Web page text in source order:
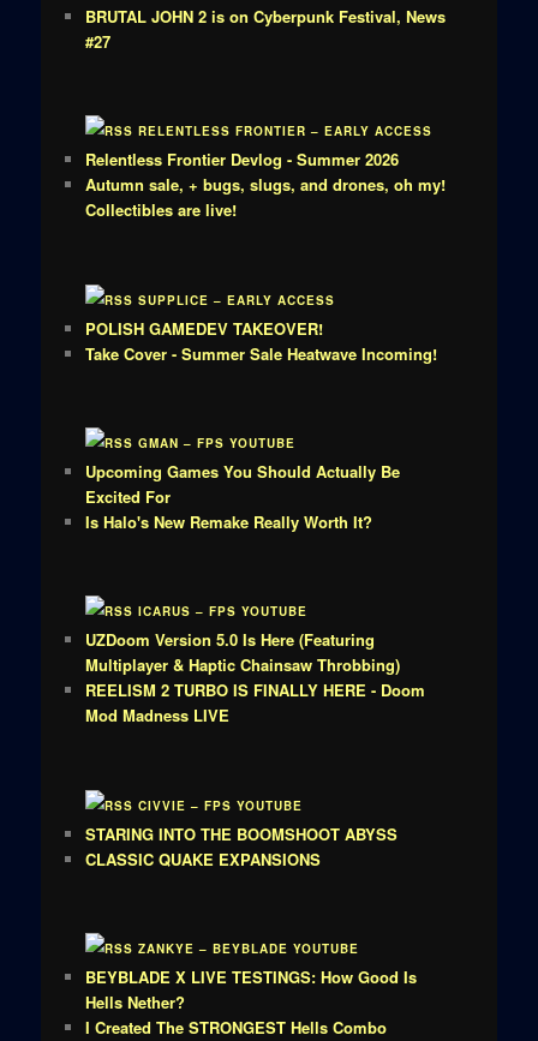
BRUTAL JOHN 2 is on Cyberpunk Festival, News
#27
RELENTLESS FRONTIER – EARLY ACCESS
Relentless Frontier Devlog - Summer 2026
Autumn sale, + bugs, slugs, and drones, oh my!
Collectibles are live!
SUPPLICE – EARLY ACCESS
POLISH GAMEDEV TAKEOVER!
Take Cover - Summer Sale Heatwave Incoming!
GMAN – FPS YOUTUBE
Upcoming Games You Should Actually Be
Excited For
Is Halo's New Remake Really Worth It?
ICARUS – FPS YOUTUBE
UZDoom Version 5.0 Is Here (Featuring
Multiplayer & Haptic Chainsaw Throbbing)
REELISM 2 TURBO IS FINALLY HERE - Doom
Mod Madness LIVE
CIVVIE – FPS YOUTUBE
STARING INTO THE BOOMSHOOT ABYSS
CLASSIC QUAKE EXPANSIONS
ZANKYE – BEYBLADE YOUTUBE
BEYBLADE X LIVE TESTINGS: How Good Is
Hells Nether?
I Created The STRONGEST Hells Combo